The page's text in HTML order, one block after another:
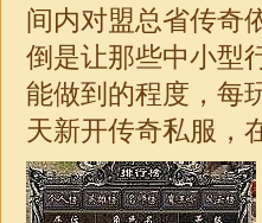
间内对盟总省传奇
倒是让那些中小型
能做到的程度，每
天新开传奇私服，